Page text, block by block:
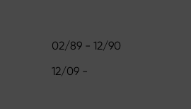
02/89 - 12/90
12/09 -